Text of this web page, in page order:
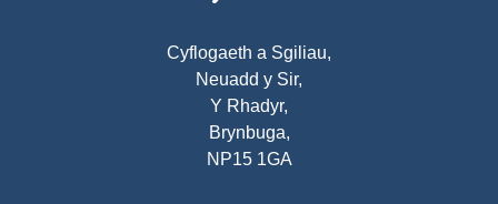
Cyflogaeth a Sgiliau,
Neuadd y Sir,
Y Rhadyr,
Brynbuga,
NP15 1GA